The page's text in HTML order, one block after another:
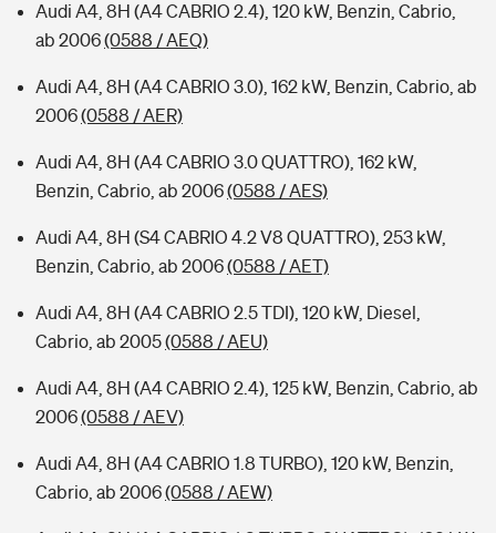
Audi A4, 8H (A4 CABRIO 2.4), 120 kW, Benzin, Cabrio,
ab 2006(0588 / AEQ)
Audi A4, 8H (A4 CABRIO 3.0), 162 kW, Benzin, Cabrio, ab
2006(0588 / AER)
Audi A4, 8H (A4 CABRIO 3.0 QUATTRO), 162 kW,
Benzin, Cabrio, ab 2006(0588 / AES)
Audi A4, 8H (S4 CABRIO 4.2 V8 QUATTRO), 253 kW,
Benzin, Cabrio, ab 2006(0588 / AET)
Audi A4, 8H (A4 CABRIO 2.5 TDI), 120 kW, Diesel,
Cabrio, ab 2005(0588 / AEU)
Audi A4, 8H (A4 CABRIO 2.4), 125 kW, Benzin, Cabrio, ab
2006(0588 / AEV)
Audi A4, 8H (A4 CABRIO 1.8 TURBO), 120 kW, Benzin,
Cabrio, ab 2006(0588 / AEW)